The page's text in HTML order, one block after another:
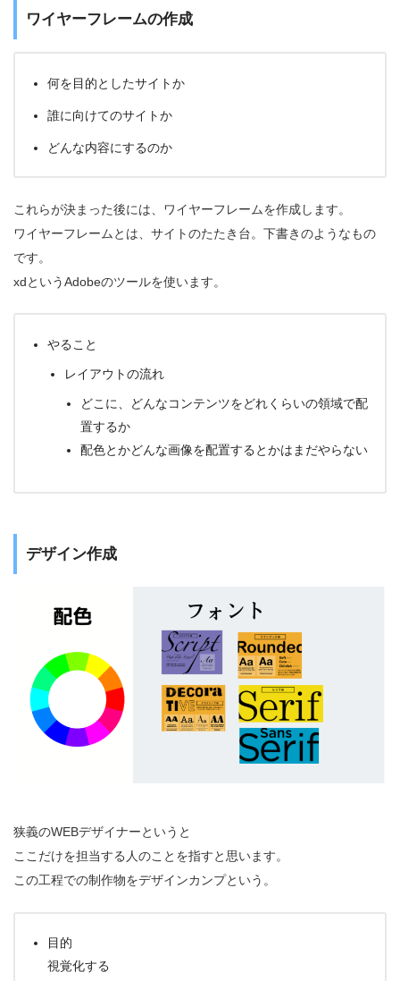
ワイヤーフレームの作成
何を目的としたサイトか
誰に向けてのサイトか
どんな内容にするのか
これらが決まった後には、ワイヤーフレームを作成します。
ワイヤーフレームとは、サイトのたたき台。下書きのようなもの
です。
xdというAdobeのツールを使います。
やること
レイアウトの流れ
どこに、どんなコンテンツをどれくらいの領域で配
置するか
配色とかどんな画像を配置するとかはまだやらない
デザイン作成
狭義のWEBデザイナーというと
ここだけを担当する人のことを指すと思います。
この工程での制作物をデザインカンプという。
目的
視覚化する